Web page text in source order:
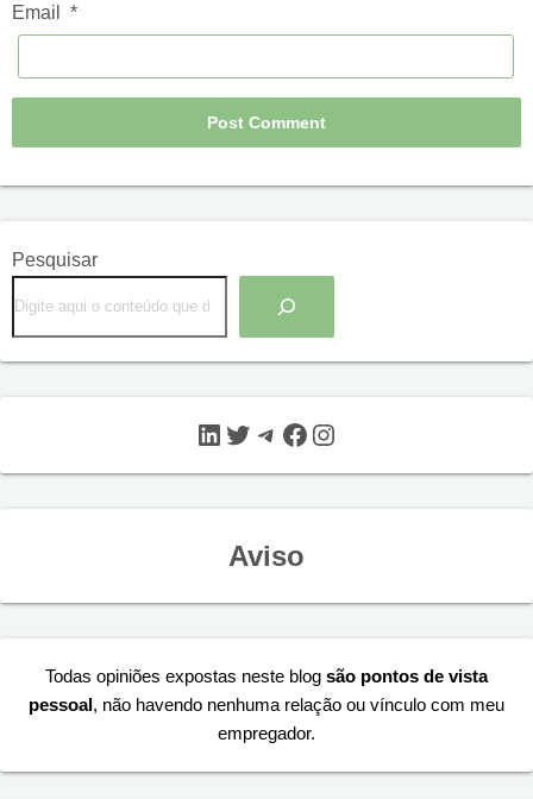
Email *
Pesquisar
LinkedIn Twitter Telegram Facebook Instagram
Aviso
Todas opiniões expostas neste blog são pontos de vista
pessoal, não havendo nenhuma relação ou vínculo com meu
empregador.